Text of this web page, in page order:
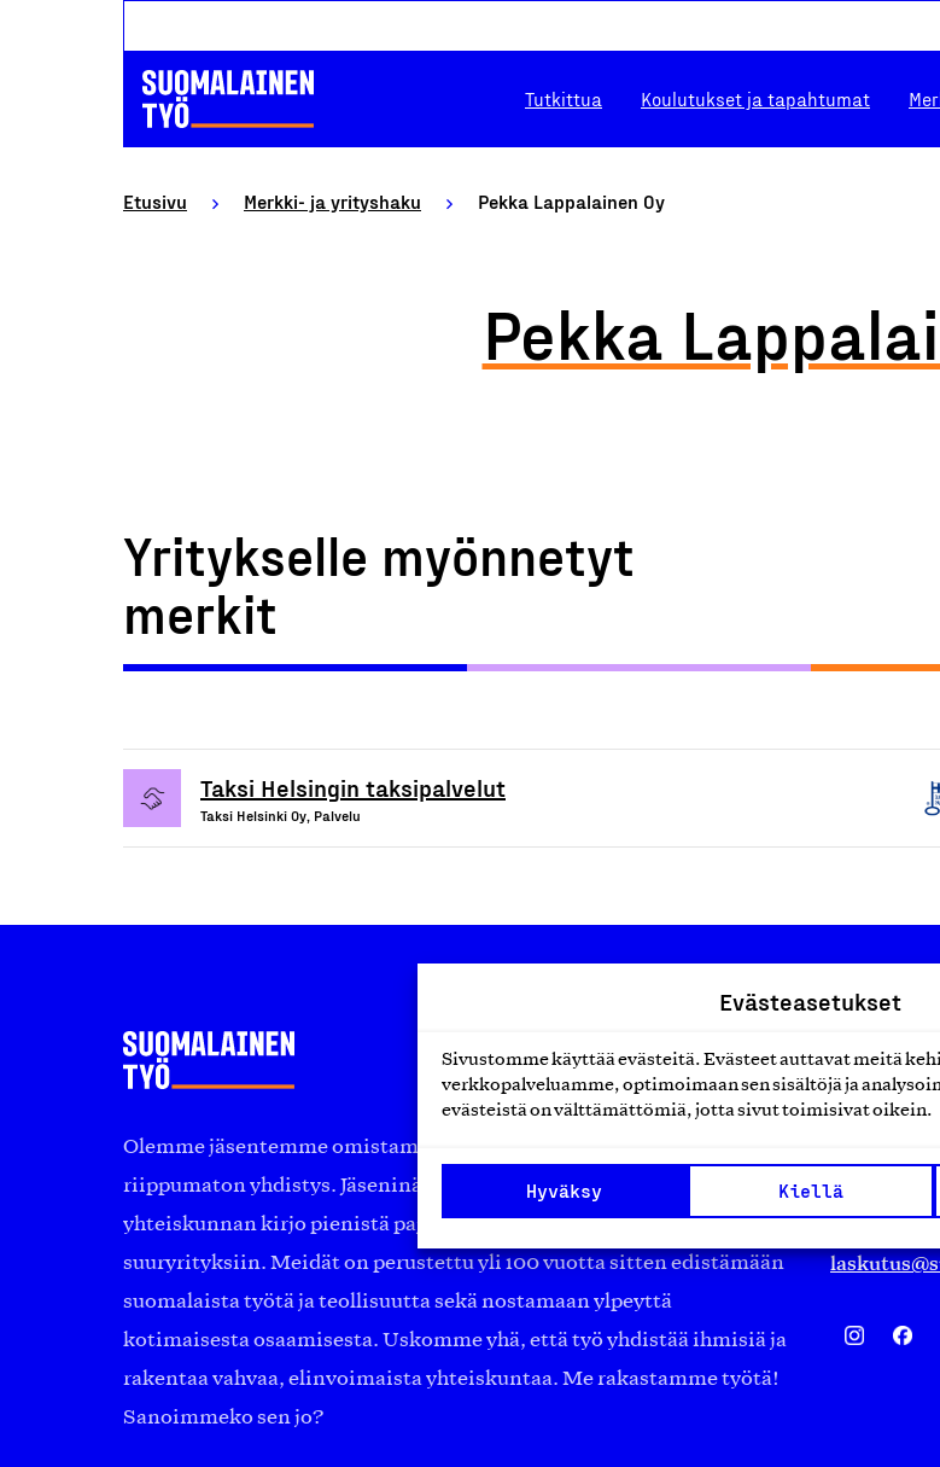
Evästeasetukset
Sivustomme käyttää evästeitä. Evästeet auttavat meitä
verkkopalveluamme, optimoimaan sen sisältöjä ja
evästeistä on välttämättömiä, jotta sivut toimisivat oikein.
Hyväksy Kiellä
Tutkittua Koulutukset ja tapahtumat
Etusivu Merkki- ja yrityshaku Pekka Lappalainen Oy
Pekka
Yritykselle myönnetyt
merkit
Taksi Helsingin taksipalvelut
Taksi Helsinki Oy, Palvelu
Olemme jäsentemme omistama puolueeton, työmarkkinajärjestöistä
riippumaton yhdistys. Jäseninämme on koko suomalaisen
yhteiskunnan kirjo pienistä pajoista ja yhteisöistä kansainvälisiin
suuryrityksiin. Meidät on perustettu yli 100 vuotta sitten edistämään
suomalaista työtä ja teollisuutta sekä nostamaan ylpeyttä
kotimaisesta osaamisesta. Uskomme yhä, että työ yhdistää ihmisiä ja
rakentaa vahvaa, elinvoimaista yhteiskuntaa. Me rakastamme työtä!
Sanoimmeko sen jo?
Eteläranta
Finland